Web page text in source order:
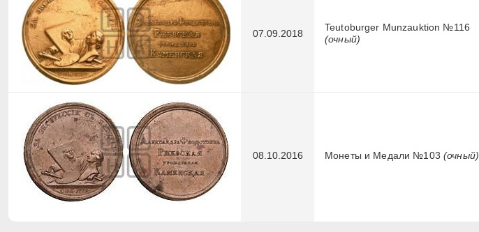
07.09.2018
Teutoburger Munzauktion №116
(очный)
08.10.2016 Монеты и Медали №103 (очный)